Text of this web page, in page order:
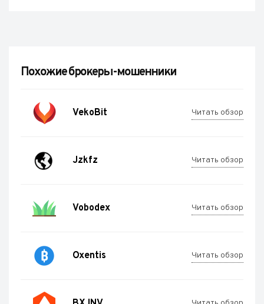
Похожие брокеры-мошенники
VekoBit Читать обзор
Jzkfz Читать обзор
Vobodex Читать обзор
Oxentis Читать обзор